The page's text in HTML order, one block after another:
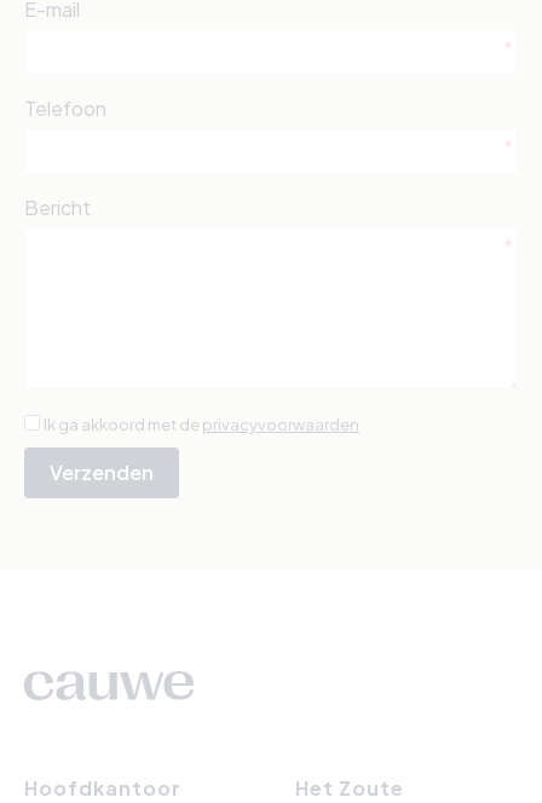
E-mail
Telefoon
Bericht
Ik ga akkoord met de privacyvoorwaarden
Verzenden
Hoofdkantoor
Het Zoute